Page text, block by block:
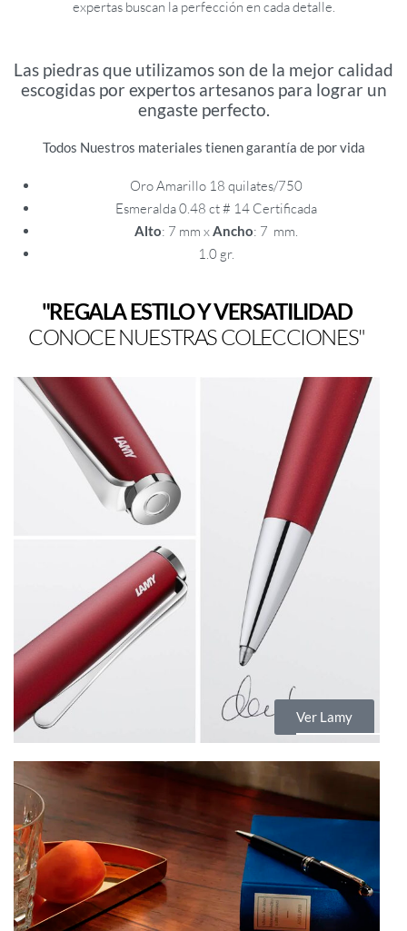
expertas buscan la perfección en cada detalle.
Las piedras que utilizamos son de la mejor calidad
escogidas por expertos artesanos para lograr un
engaste perfecto.
Todos Nuestros materiales tienen garantía de por vida
Oro Amarillo 18 quilates/750
Esmeralda 0.48 ct # 14 Certificada
Alto: 7 mm xAncho: 7 mm.
1.0 gr.
"REGALA ESTILO Y VERSATILIDAD
CONOCE NUESTRAS COLECCIONES"
Ver Lamy